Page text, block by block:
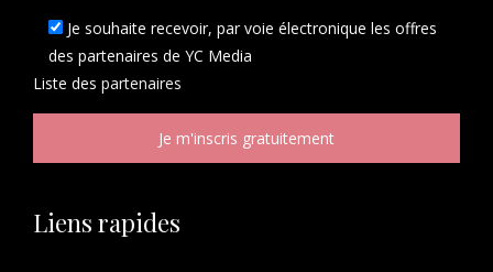
Je souhaite recevoir, par voie électronique les offres
des partenaires de YC Media
Liste des partenaires
Liens rapides